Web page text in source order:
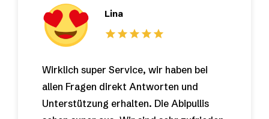
Lina
Wirklich super Service, wir haben bei
allen Fragen direkt Antworten und
Unterstützung erhalten. Die Abipullis